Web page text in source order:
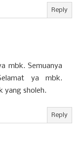
Reply
mbk. Semuanya
ya mbk.
yang sholeh.
Reply